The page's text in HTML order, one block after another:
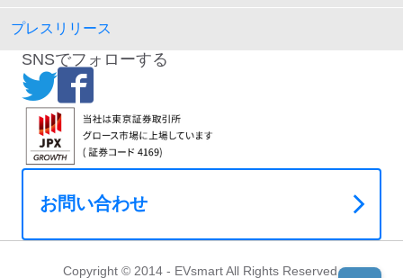
プレスリリース
SNSでフォローする
お問い合わせ
Copyright © 2014 - EVsmart All Rights Reserved.